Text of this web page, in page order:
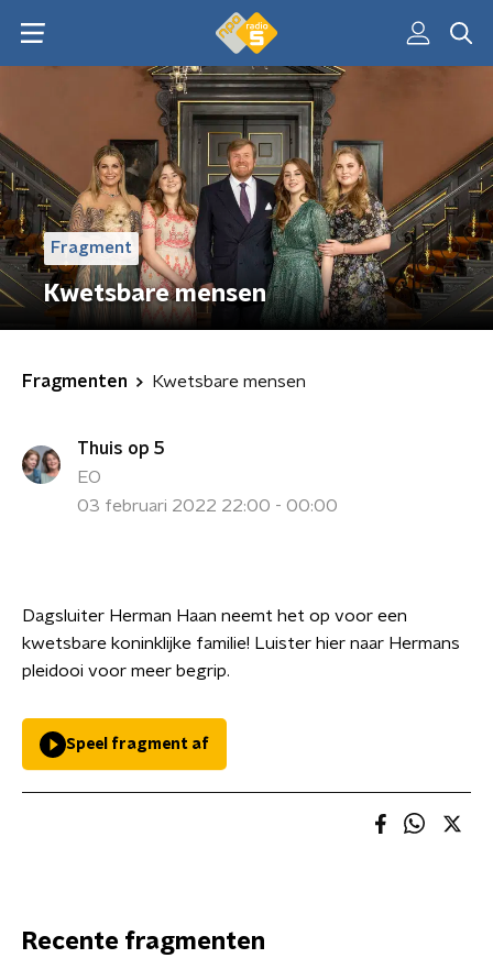
Fragment
Kwetsbare mensen
Fragmenten Kwetsbare mensen
Thuis op 5
EO
03 februari 2022 22:00 - 00:00
Dagsluiter Herman Haan neemt het op voor een
kwetsbare koninklijke familie! Luister hier naar Hermans
pleidooi voor meer begrip.
Speel fragment af
Recente fragmenten